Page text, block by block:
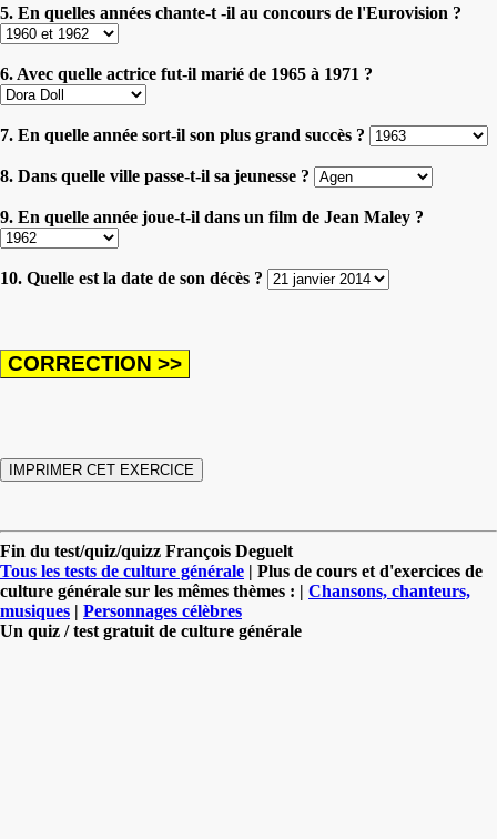
5. En quelles années chante-t -il au concours de l'Eurovision ?
6. Avec quelle actrice fut-il marié de 1965 à 1971 ?
7. En quelle année sort-il son plus grand succès ?
8. Dans quelle ville passe-t-il sa jeunesse ?
9. En quelle année joue-t-il dans un film de Jean Maley ?
10. Quelle est la date de son décès ?
Fin du test/quiz/quizz François Deguelt
Tous les tests de culture générale | Plus de cours et d'exercices de
culture générale sur les mêmes thèmes : | Chansons, chanteurs,
musiques | Personnages célèbres
Un quiz / test gratuit de culture générale